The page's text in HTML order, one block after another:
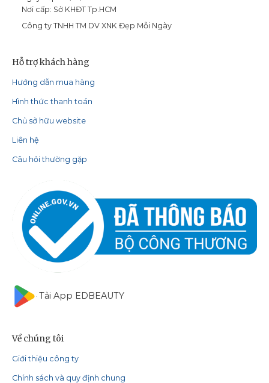
Nơi cấp: Sở KHĐT Tp.HCM
Công ty TNHH TM DV XNK Đẹp Mỗi Ngày
Hỗ trợ khách hàng
Hướng dẫn mua hàng
Hình thức thanh toán
Chủ sở hữu website
Liên hệ
Câu hỏi thường gặp
Tải App EDBEAUTY
Về chúng tôi
Giới thiệu công ty
Chính sách và quy định chung